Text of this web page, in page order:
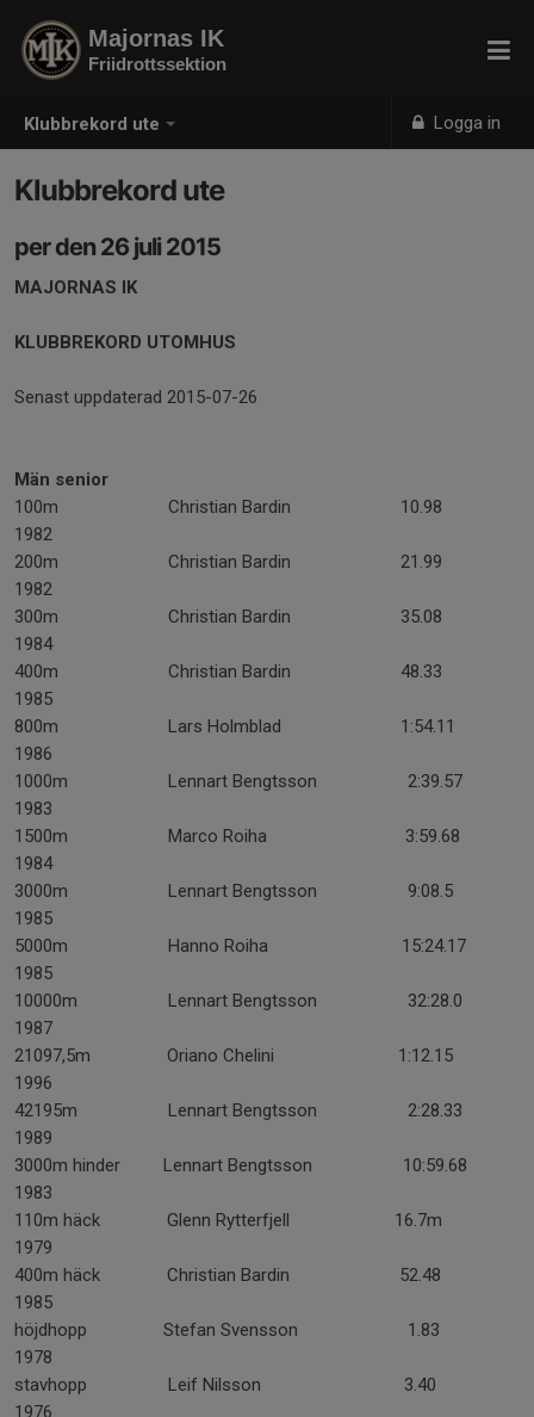
Klubbrekord ute Logga in
Majornas IK
Friidrottssektion
Klubbrekord ute
per den 26 juli 2015
MAJORNAS IK
KLUBBREKORD UTOMHUS
Senast uppdaterad 2015-07-26
Män senior
100m Christian Bardin 10.98
1982
200m Christian Bardin 21.99
1982
300m Christian Bardin 35.08
1984
400m Christian Bardin 48.33
1985
800m Lars Holmblad 1:54.11
1986
1000m Lennart Bengtsson 2:39.57
1983
1500m Marco Roiha 3:59.68
1984
3000m Lennart Bengtsson 9:08.5
1985
5000m Hanno Roiha 15:24.17
1985
10000m Lennart Bengtsson 32:28.0
1987
21097,5m Oriano Chelini 1:12.15
1996
42195m Lennart Bengtsson 2:28.33
1989
3000m hinder Lennart Bengtsson 10:59.68
1983
110m häck Glenn Rytterfjell 16.7m
1979
400m häck Christian Bardin 52.48
1985
höjdhopp Stefan Svensson 1.83
1978
stavhopp Leif Nilsson 3.40
1976